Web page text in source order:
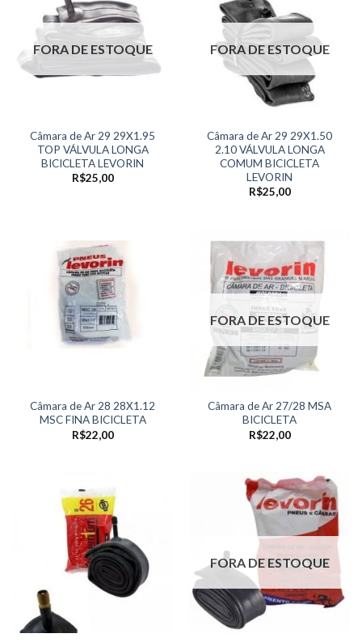
FORA DE ESTOQUE
Câmara de Ar 29 29X1.95
TOP VÁLVULA LONGA
BICICLETA LEVORIN
R$25,00
FORA DE ESTOQUE
Câmara de Ar 29 29X1.50
2.10 VÁLVULA LONGA
COMUM BICICLETA
LEVORIN
R$25,00
Câmara de Ar 28 28X1.12
MSC FINA BICICLETA
R$22,00
FORA DE ESTOQUE
Câmara de Ar 27/28 MSA
BICICLETA
R$22,00
FORA DE ESTOQUE